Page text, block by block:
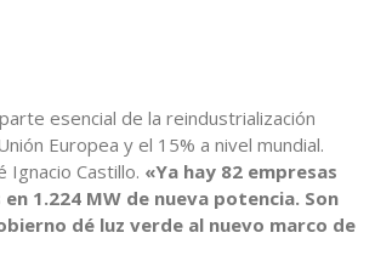
esencial de la reindustrialización
Europea y el 15% a nivel mundial.
Ignacio Castillo. «Ya hay 82 empresas
1.224 MW de nueva potencia. Son
dé luz verde al nuevo marco de